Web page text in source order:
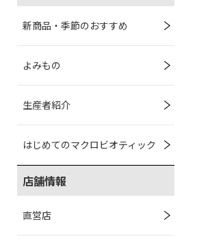
新商品・季節のおすすめ
よみもの
生産者紹介
はじめてのマクロビオティック
店舗情報
直営店